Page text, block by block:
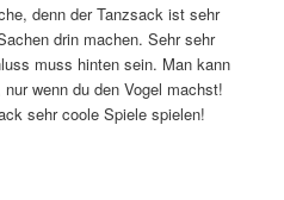
denn der Tanzsack ist sehr
drin machen. Sehr sehr
muss hinten sein. Man kann
wenn du den Vogel machst!
sehr coole Spiele spielen!